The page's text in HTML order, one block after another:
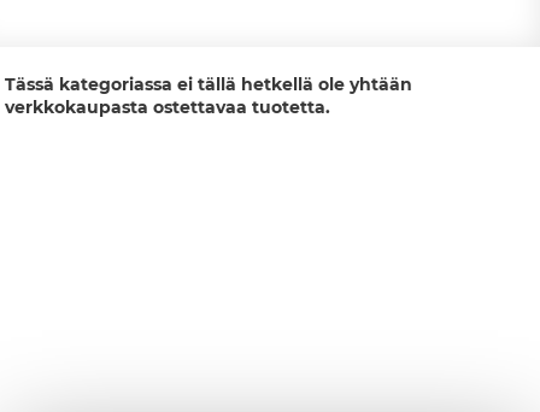
Tässä kategoriassa ei tällä hetkellä ole yhtään
verkkokaupasta ostettavaa tuotetta.